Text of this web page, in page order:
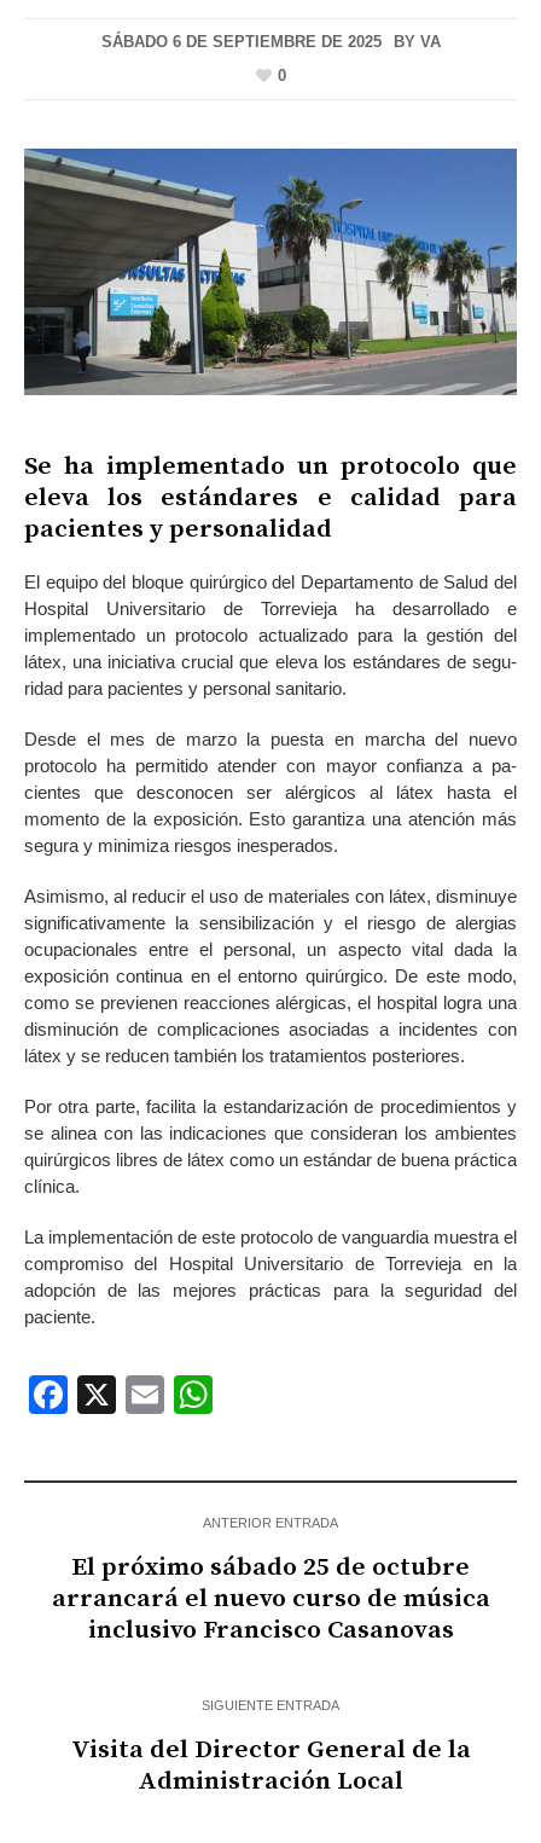
SÁBADO 6 DE SEPTIEMBRE DE 2025 BY VA
0
Se ha implementado un protocolo que
eleva los estándares e calidad para
pacientes y personalidad
El equipo del bloque quirúrgico del Departamento de Salud del
Hospital Uni­versitario de Torrevieja ha desarrollado e
implementado un protocolo actualizado para la gestión del
látex, una iniciativa crucial que eleva los estándares de segu­
ridad para pacientes y personal sanitario.
Desde el mes de marzo la puesta en marcha del nuevo
protocolo ha permi­tido atender con mayor confianza a pa­
cientes que desconocen ser alérgicos al látex hasta el
momento de la exposición. Esto garantiza una atención más
segura y minimiza riesgos inesperados.
Asimismo, al reducir el uso de mate­riales con látex, disminuye
significativa­mente la sensibilización y el riesgo de alergias
ocupacionales entre el personal, un aspecto vital dada la
exposición con­tinua en el entorno quirúrgico. De este modo,
como se previenen reacciones alérgicas, el hospital logra una
disminu­ción de complicaciones asociadas a in­cidentes con
látex y se reducen también los tratamientos posteriores.
Por otra parte, facilita la estandariza­ción de procedimientos y
se alinea con las indicaciones que consideran los am­bientes
quirúrgicos libres de látex como un estándar de buena práctica
clínica.
La implementación de este protocolo de vanguardia muestra el
compromiso del Hospital Universitario de Torrevieja en la
adopción de las mejores prácticas para la seguridad del
paciente.
Facebook
X Email
ANTERIOR ENTRADA
El próximo sábado 25 de octubre
arrancará el nuevo curso de música
inclusivo Francisco Casanovas
SIGUIENTE ENTRADA
Visita del Director General de la
Administración Local